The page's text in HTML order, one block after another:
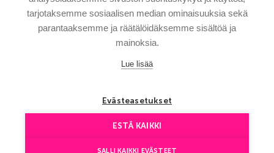
tarjotaksemme sosiaalisen median ominaisuuksia sekä
parantaaksemme ja räätälöidäksemme sisältöä ja
mainoksia.
Lue lisää
Evästeasetukset
ESTÄ KAIKKI
SALLI KAIKKI EVÄSTEET
GOOD TO KNOW
CONTACTS
Copyright © Aventours 2026